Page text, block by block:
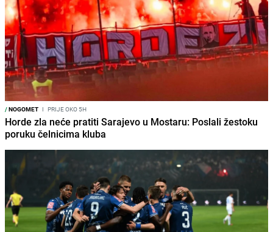
/NOGOMET I PRIJE OKO 5H
Horde zla neće pratiti Sarajevo u Mostaru: Poslali žestoku
poruku čelnicima kluba